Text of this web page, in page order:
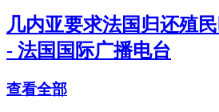
几内亚要求法国归还殖
- 法国国际广播电台
查看全部